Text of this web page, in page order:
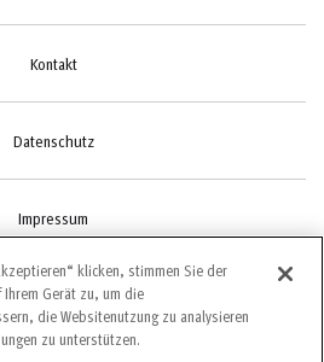
Kontakt
Datenschutz
Impressum
Einstellungen
klicken, stimmen Sie der
Ihrem Gerät zu, um die
die Websitenutzung zu analysieren
zu unterstützen.